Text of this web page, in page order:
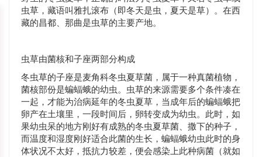
虫草，藏语叫雅扎滚布（即冬天是虫，夏天是草）。在西
藏的昌都、那曲是虫草的主要产地。
虫草由菌核和子座两部分构成
冬虫草的子座是麦角科冬虫夏草菌，属于一种真菌植物，
菌核部份是蝙蝠蛾的幼虫。虫草的来源需要多个条件凑在
一起，才能为治病延年的冬虫夏草，当成年后的蝙蝠蛾把
卵产在土壤里，一段时间后，卵转变成为幼虫。此时，如
果幼虫呆的地方刚好有成熟的冬虫夏草菌、撒下的种子，
而温度和湿度刚好适合此菌的生长，蝙蝠蛾幼虫此时的身
体状况不太好，抵抗力较差，便会感染上此种病菌（就如